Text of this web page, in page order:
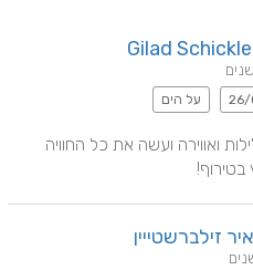
על הים
זילברשטייין